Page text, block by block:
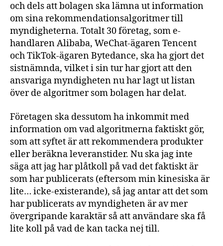
och dels att bolagen ska lämna ut information
om sina rekommendationsalgoritmer till
myndigheterna. Totalt 30 företag, som e-
handlaren Alibaba, WeChat-ägaren Tencent
och TikTok-ägaren Bytedance, ska ha gjort det
sistnämnda, vilket i sin tur har gjort att den
ansvariga myndigheten nu har lagt ut listan
över de algoritmer som bolagen har delat.
Företagen ska dessutom ha inkommit med
information om vad algoritmerna faktiskt gör,
som att syftet är att rekommendera produkter
eller beräkna leveranstider. Nu ska jag inte
säga att jag har plåtkoll på vad det faktiskt är
som har publicerats (eftersom min kinesiska är
lite… icke-existerande), så jag antar att det som
har publicerats av myndigheten är av mer
övergripande karaktär så att användare ska få
lite koll på vad de kan tacka nej till.